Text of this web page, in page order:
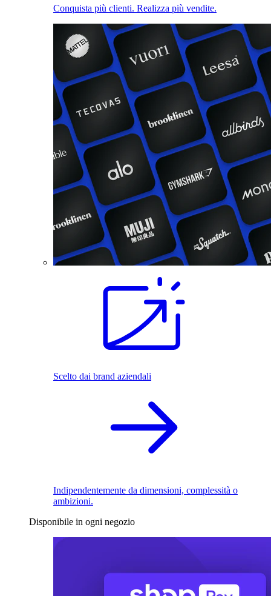
Conquista più clienti. Realizza più vendite.
Scelto dai brand aziendali
Indipendentemente da dimensioni, complessità o
ambizioni.
Disponibile in ogni negozio